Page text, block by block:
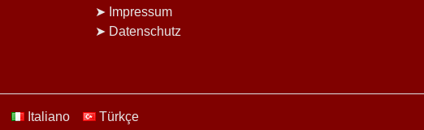
Impressum
Datenschutz
Italiano Türkçe